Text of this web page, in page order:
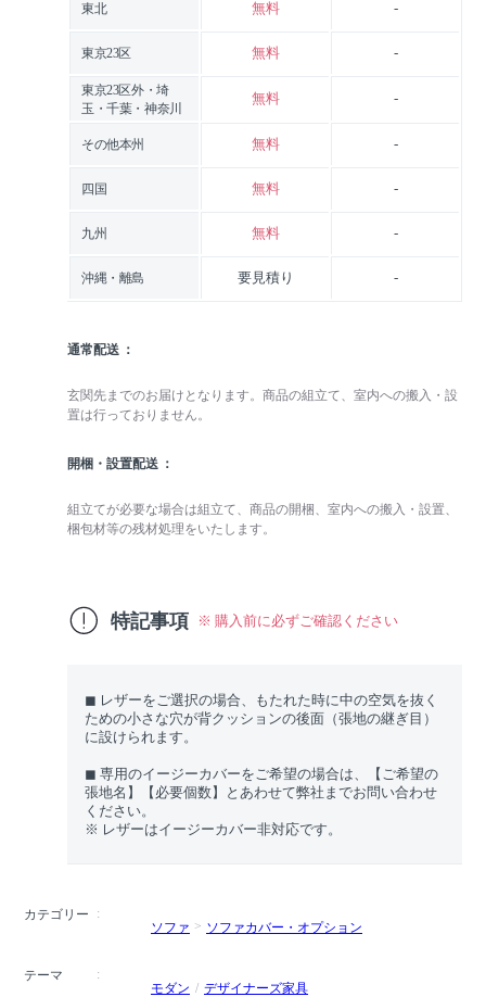
東北 無料 -
東京23区 無料 -
東京23区外・埼
玉・千葉・神奈川
無料 -
その他本州 無料 -
四国 無料 -
九州 無料 -
沖縄・離島 要見積り -
通常配送
玄関先までのお届けとなります。商品の組立て、室内への搬入・設
置は行っておりません。
開梱・設置配送
組立てが必要な場合は組立て、商品の開梱、室内への搬入・設置、
梱包材等の残材処理をいたします。
特記事項 ※ 購入前に必ずご確認ください
◼︎ レザーをご選択の場合、もたれた時に中の空気を抜く
ための小さな穴が背クッションの後面（張地の継ぎ目）
に設けられます。
◼︎ 専用のイージーカバーをご希望の場合は、【ご希望の
張地名】【必要個数】とあわせて弊社までお問い合わせ
ください。
※ レザーはイージーカバー非対応です。
カテゴリー
ソファ
ソファカバー・オプション
テーマ
モダン
デザイナーズ家具